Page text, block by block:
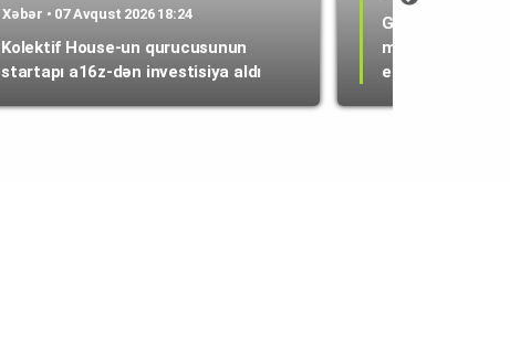
Xəbər • 07 Avqust 2026 18:24
Kolektif House-un qurucusunun
startapı a16z-dən investisiya aldı
Google Wallet
maliyyə
etdi